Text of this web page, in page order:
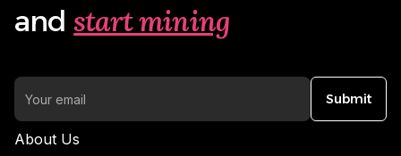
and start mining
Submit
About Us